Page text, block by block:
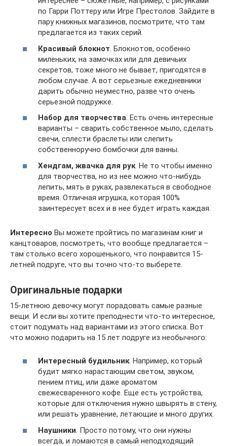
по Гарри Поттеру или Игре Престолов. Зайдите в
пару книжных магазинов, посмотрите, что там
предлагается из таких серий.
Красивый блокнот . Блокнотов, особенно
миленьких, на замочках или для девичьих
секретов, тоже много не бывает, пригодятся в
любом случае. А вот серьезные ежедневники
дарить обычно неуместно, разве что очень
серьезной подружке.
Набор для творчества. Есть очень интересные
варианты – сварить собственное мыло, сделать
свечи, сплести браслеты или слепить
собственноручно бомбочки для ванны.
Хендгам, жвачка для рук . Не то чтобы именно
для творчества, но из нее можно что-нибудь
лепить, мять в руках, развлекаться в свободное
время. Отличная игрушка, которая 100%
заинтересует всех и в нее будет играть каждая.
Интересно Вы можете пройтись по магазинам книг и
канцтоваров, посмотреть, что вообще предлагается –
там столько всего хорошенького, что понравится 15-
летней подруге, что вы точно что-то выберете.
Оригинальные подарки
15-летнюю девочку могут порадовать самые разные
вещи. И если вы хотите преподнести что-то интересное,
стоит подумать над вариантами из этого списка. Вот
что можно подарить на 15 лет подруге из необычного:
Интересный будильник. Например, который
будит мягко нарастающим светом, звуком,
пением птиц, или даже ароматом
свежесваренного кофе. Еще есть устройства,
которые для отключения нужно швырять в стену,
или решать уравнение, летающие и много других.
Наушники . Просто потому, что они нужны
всегда, и ломаются в самый неподходящий